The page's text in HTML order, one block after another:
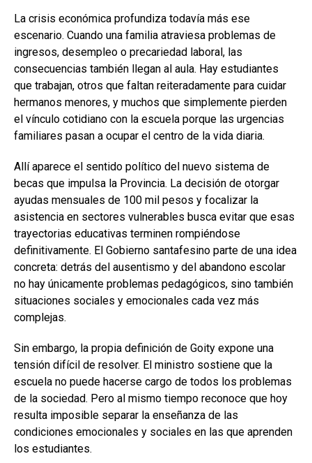
La crisis económica profundiza todavía más ese
escenario. Cuando una familia atraviesa problemas de
ingresos, desempleo o precariedad laboral, las
consecuencias también llegan al aula. Hay estudiantes
que trabajan, otros que faltan reiteradamente para cuidar
hermanos menores, y muchos que simplemente pierden
el vínculo cotidiano con la escuela porque las urgencias
familiares pasan a ocupar el centro de la vida diaria.
Allí aparece el sentido político del nuevo sistema de
becas que impulsa la Provincia. La decisión de otorgar
ayudas mensuales de 100 mil pesos y focalizar la
asistencia en sectores vulnerables busca evitar que esas
trayectorias educativas terminen rompiéndose
definitivamente. El Gobierno santafesino parte de una idea
concreta: detrás del ausentismo y del abandono escolar
no hay únicamente problemas pedagógicos, sino también
situaciones sociales y emocionales cada vez más
complejas.
Sin embargo, la propia definición de Goity expone una
tensión difícil de resolver. El ministro sostiene que la
escuela no puede hacerse cargo de todos los problemas
de la sociedad. Pero al mismo tiempo reconoce que hoy
resulta imposible separar la enseñanza de las
condiciones emocionales y sociales en las que aprenden
los estudiantes.